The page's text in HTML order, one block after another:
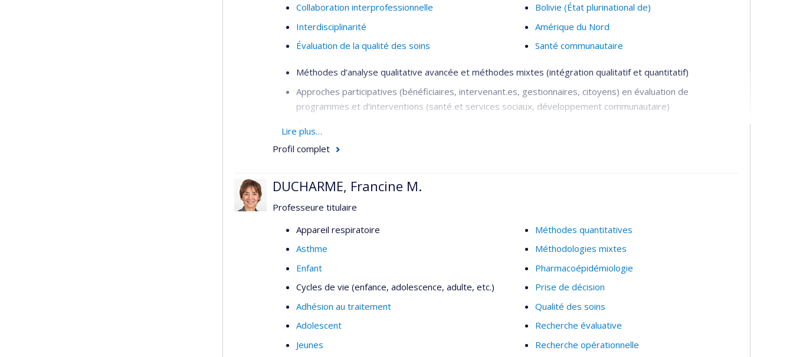
Collaboration interprofessionnelle
Interdisciplinarité
Évaluation de la qualité des soins
Bolivie (État plurinational de)
Amérique du Nord
Santé communautaire
Méthodes d’analyse qualitative avancée et méthodes mixtes (intégration qualitatif et quantitatif)
Approches participatives (bénéficiaires, intervenant.es, gestionnaires, citoyens) en évaluation de
programmes et d’interventions (santé et services sociaux, développement communautaire)
Étude de besoins de santé et de bien-être de personnes marginalisées, situations d’itinérances
Analyse de politiques publiques; gouvernance ancrée dans des données probantes
Réalités autochtones urbaines
Lire plus…
Profil complet
DUCHARME, Francine M.
Professeure titulaire
Appareil respiratoire
Asthme
Enfant
Cycles de vie (enfance, adolescence, adulte, etc.)
Adhésion au traitement
Adolescent
Jeunes
Méthodes quantitatives
Méthodologies mixtes
Pharmacoépidémiologie
Prise de décision
Qualité des soins
Recherche évaluative
Recherche opérationnelle